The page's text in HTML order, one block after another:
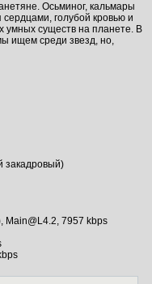
Осьминог, кальмары
голубой кровью и
умных существ на планете. В
ищем среди звезд, но,
закадровый)
Main@L4.2, 7957 kbps